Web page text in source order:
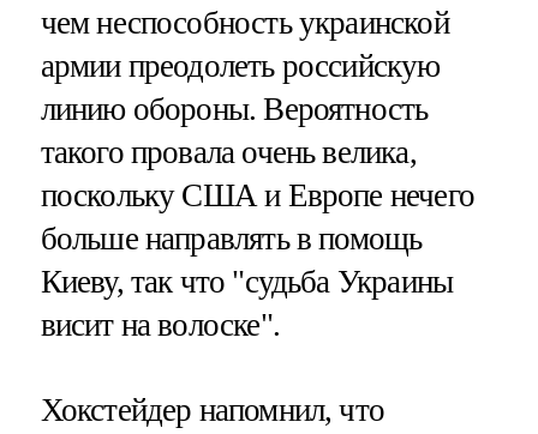
чем неспособность украинской
армии преодолеть российскую
линию обороны. Вероятность
такого провала очень велика,
поскольку США и Европе нечего
больше направлять в помощь
Киеву, так что "судьба Украины
висит на волоске".
Хокстейдер напомнил, что